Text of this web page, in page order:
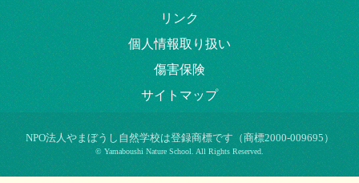
リンク
個⼈情報取り扱い
傷害保険
サイトマップ
NPO法⼈やまぼうし⾃然学校は登録商標です（商標2000-009695）
© Yamaboushi Nature School. All Rights Reserved.